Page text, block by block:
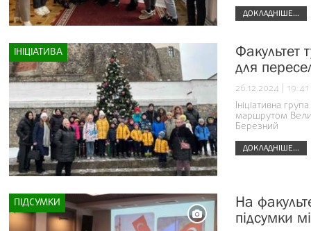
ДОКЛАДНІШЕ...
ІНІЦІАТИВА
Факультет
для
26.12.2024 | 19:41
Ініціативна
маршрутом
Березний
ДОКЛАДНІШЕ...
ПІДСУМКИ
На
підсумки